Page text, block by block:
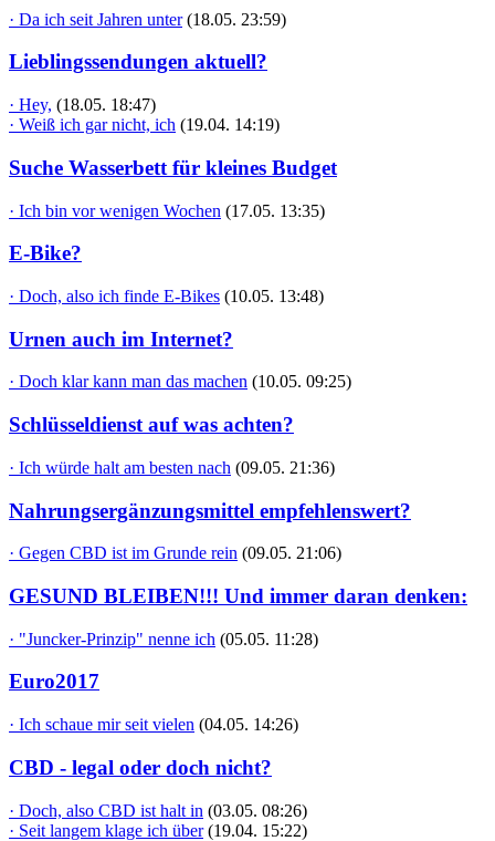
· Da ich seit Jahren unter (18.05. 23:59)
Lieblingssendungen aktuell?
· Hey, (18.05. 18:47)
· Weiß ich gar nicht, ich (19.04. 14:19)
Suche Wasserbett für kleines Budget
· Ich bin vor wenigen Wochen (17.05. 13:35)
E-Bike?
· Doch, also ich finde E-Bikes (10.05. 13:48)
Urnen auch im Internet?
· Doch klar kann man das machen (10.05. 09:25)
Schlüsseldienst auf was achten?
· Ich würde halt am besten nach (09.05. 21:36)
Nahrungsergänzungsmittel empfehlenswert?
· Gegen CBD ist im Grunde rein (09.05. 21:06)
GESUND BLEIBEN!!! Und immer daran denken:
· "Juncker-Prinzip" nenne ich (05.05. 11:28)
Euro2017
· Ich schaue mir seit vielen (04.05. 14:26)
CBD - legal oder doch nicht?
· Doch, also CBD ist halt in (03.05. 08:26)
· Seit langem klage ich über (19.04. 15:22)